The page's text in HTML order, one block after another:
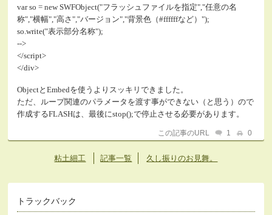
var so = new SWFObject("フラッシュファイルを指定","任意の名
称","横幅","高さ","バージョン","背景色（#ffffffなど）");
so.write("表示部分名称");
-->
</script>
</div>
ObjectとEmbedを使うよりスッキリできました。
ただ、ループ関連のパラメータを渡す事ができない（と思う）ので
作成するFLASHは、最後にstop();で停止させる必要があります。
この記事のURL 1 0
粘土細工 記事一覧 久し振りのお見舞。
トラックバック